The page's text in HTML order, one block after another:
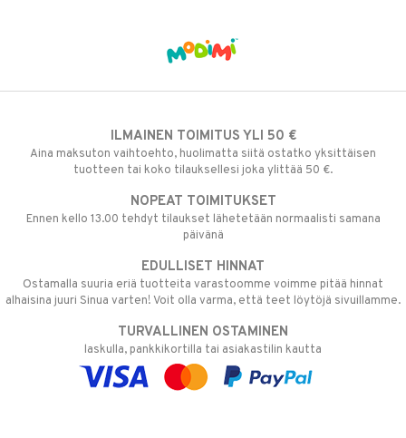
ILMAINEN TOIMITUS YLI 50 €
Aina maksuton vaihtoehto, huolimatta siitä ostatko yksittäisen
tuotteen tai koko tilauksellesi joka ylittää 50 €.
NOPEAT TOIMITUKSET
Ennen kello 13.00 tehdyt tilaukset lähetetään normaalisti samana
päivänä
EDULLISET HINNAT
Ostamalla suuria eriä tuotteita varastoomme voimme pitää hinnat
alhaisina juuri Sinua varten! Voit olla varma, että teet löytöjä sivuillamme.
TURVALLINEN OSTAMINEN
laskulla, pankkikortilla tai asiakastilin kautta